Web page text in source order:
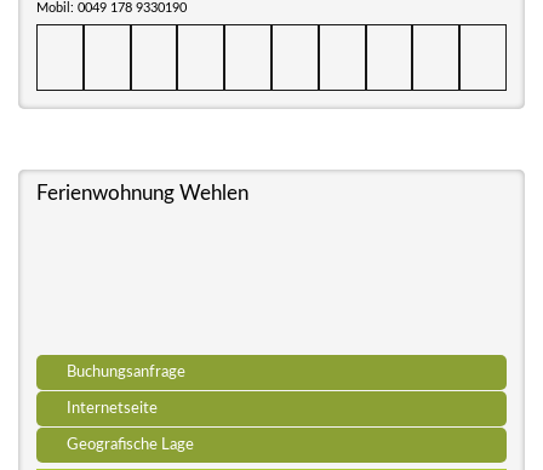
Mobil: 0049 178 9330190
Ferienwohnung Wehlen
Buchungsanfrage
Internetseite
Geografische Lage